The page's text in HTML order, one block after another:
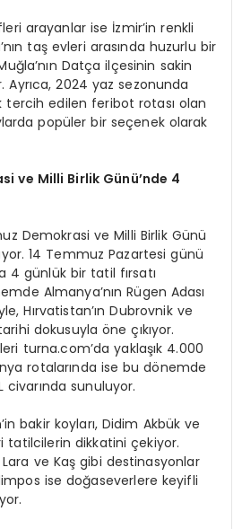
arayanlar ise İzmir’in renkli
taş evleri arasında huzurlu bir
Datça ilçesinin sakin
Ayrıca, 2024 yaz sezonunda
tercih edilen feribot rotası olan
popüler bir seçenek olarak
ve Milli Birlik Günü’nde 4
Demokrasi ve Milli Birlik Günü
14 Temmuz Pazartesi günü
4 günlük bir tatil fırsatı
Almanya’nın Rügen Adası
Hırvatistan’ın Dubrovnik ve
dokusuyla öne çıkıyor.
turna.com’da yaklaşık 4.000
rotalarında ise bu dönemde
sunuluyor.
bakir koyları, Didim Akbük ve
tatilcilerin dikkatini çekiyor.
Lara ve Kaş gibi destinasyonlar
ise doğaseverlere keyifli